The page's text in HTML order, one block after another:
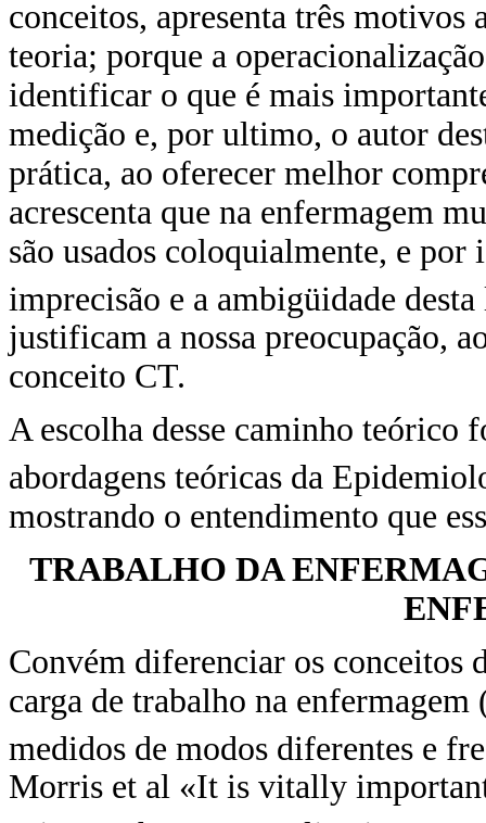
conceitos, apresenta três motivos
teoria; porque a
identificar o que é mais
medição e, por ultimo, o autor
prática, ao oferecer melhor
acrescenta que na enfermagem
são usados coloquialmente, e por
imprecisão e a ambigüidade
justificam a nossa preocupação,
conceito CT.
A escolha desse caminho teórico
abordagens teóricas da
mostrando o entendimento que
TRABALHO DA
Convém diferenciar os conceitos
carga de trabalho na
medidos de modos diferentes e
Morris et al «It is vitally